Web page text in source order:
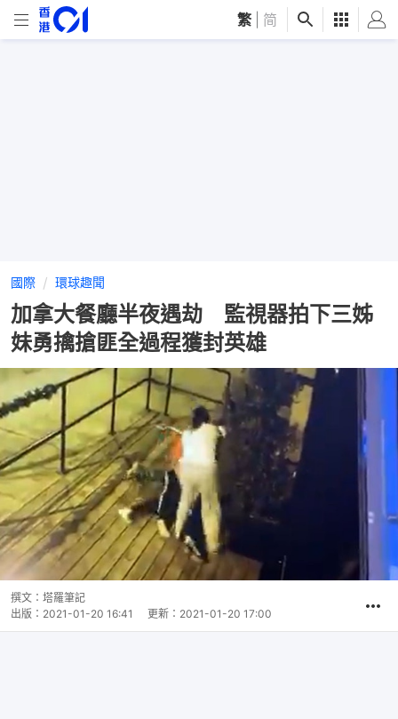
繁 简
國際 環球趣聞
加拿大餐廳半夜遇劫 監視器拍下三姊
妹勇擒搶匪全過程獲封英雄
撰文： 塔羅筆記
出版： 2021-01-20 16:41 更新： 2021-01-20 17:00